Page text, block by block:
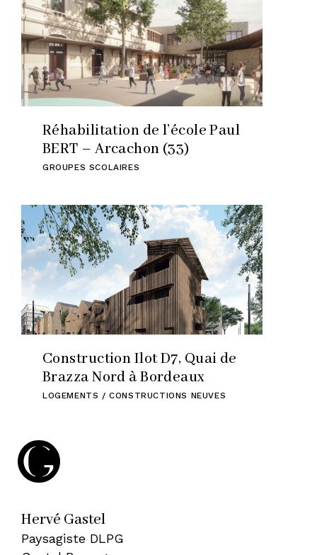
Réhabilitation de l’école Paul
BERT – Arcachon (33)
GROUPES SCOLAIRES
Construction Ilot D7, Quai de
Brazza Nord à Bordeaux
LOGEMENTS / CONSTRUCTIONS NEUVES
Hervé Gastel
Paysagiste DLPG